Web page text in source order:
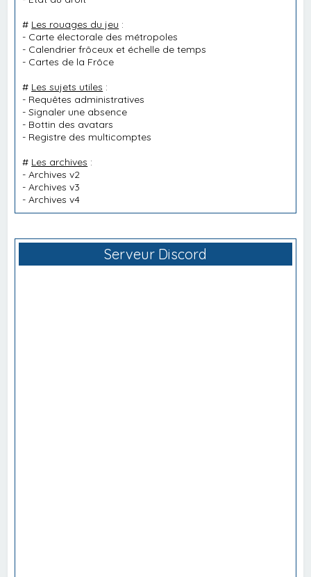
# Les rouages du jeu :
- Carte électorale des métropoles
- Calendrier frôceux et échelle de temps
- Cartes de la Frôce
# Les sujets utiles :
- Requêtes administratives
-Signaler une absence
- Bottin des avatars
- Registre des multicomptes
# Les archives :
-Archives v2
-Archives v3
-Archives v4
Serveur Discord